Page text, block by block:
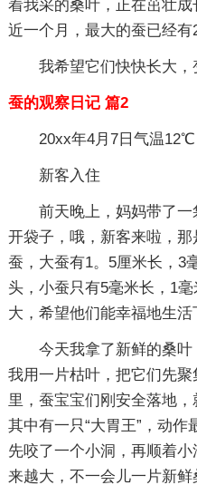
着我采的桑叶，正在茁壮成
近一个月，最大的蚕已经有
我希望它们快快长大，
蚕的观察日记 篇2
20xx年4月7日气温12℃
新客入住
前天晚上，妈妈带了
开袋子，哦，新客来啦，
蚕，大蚕有1。5厘米长，3
头，小蚕只有5毫米长，1
大，希望他们能幸福地生活
今天我拿了新鲜的桑叶
我用一片枯叶，把它们先
里，蚕宝宝们刚安全落地
其中有一只“大胃王”，动作
先咬了一个小洞，再顺着
来越大，不一会儿一片新